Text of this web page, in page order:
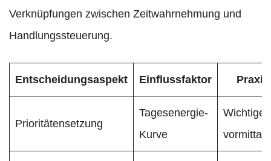
Verknüpfungen zwischen Zeitwahrnehmung und
Handlungssteuerung.
Entscheidungsaspekt Einflussfaktor
Prioritätensetzung
Tagesenergie-
Kurve
Wichtige